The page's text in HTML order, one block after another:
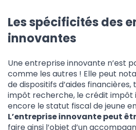
Les spécificités des
innovantes
Une entreprise innovante n’est
comme les autres ! Elle peut
de dispositifs d’aides
impôt recherche, le crédit impôt
encore le statut fiscal de jeune
L’entreprise innovante peut
faire ainsi l’objet d’un